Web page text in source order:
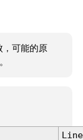
，可能的原
Line